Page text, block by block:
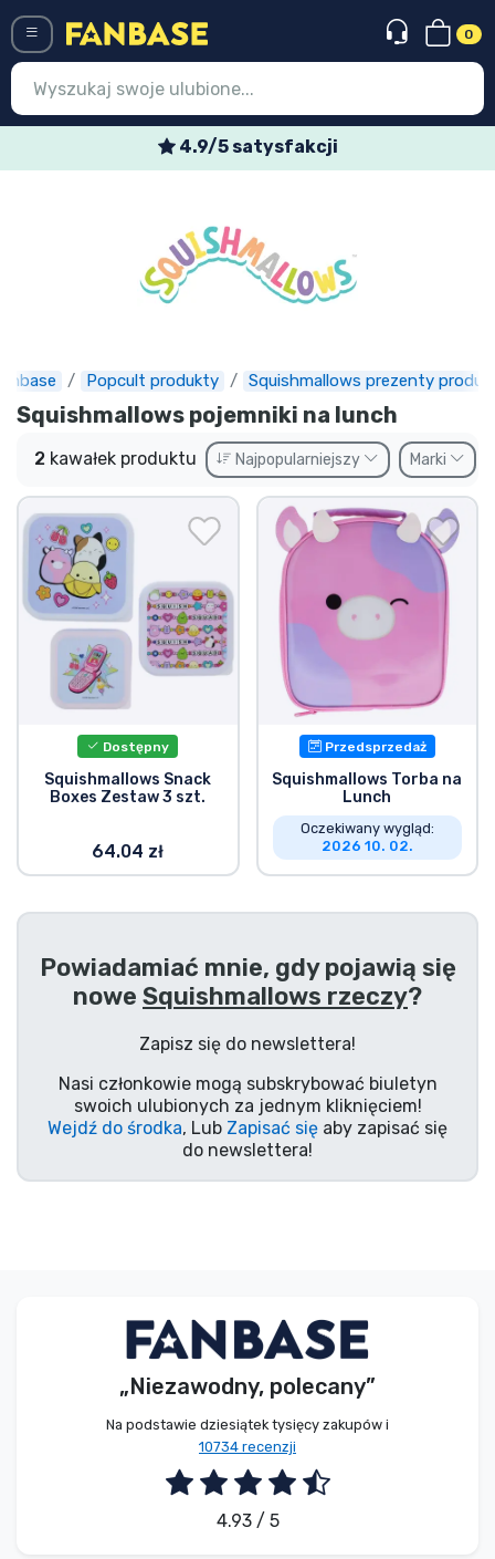
0
4.9/5 satysfakcji
Popcult produkty Squishmallows prezenty
Squishmallows pojemniki na lunch
2 kawałek produktu Najpopularniejszy Marki
Dostępny
Squishmallows Snack
Boxes Zestaw 3 szt.
64.04 zł
Przedsprzedaż
Squishmallows Torba na
Lunch
Oczekiwany wygląd:
2026 10. 02.
Powiadamiać mnie, gdy pojawią się
nowe Squishmallows rzeczy?
Zapisz się do newslettera!
Nasi członkowie mogą subskrybować biuletyn
swoich ulubionych za jednym kliknięciem!
Wejdź do środka, Lub Zapisać się aby zapisać się
do newslettera!
„Niezawodny, polecany”
Na podstawie dziesiątek tysięcy zakupów i
10734 recenzji
4.93 / 5
Najnowsze rzeczy
Oferty specjalne
Przedsprzedaż
Outlet produkty
Wysyłka i płatność
Rzeczy seryjne
Rzeczy filmowe
Wspaniałe rzeczy
Rzeczy z anime
Rzeczy sportowe
Marki